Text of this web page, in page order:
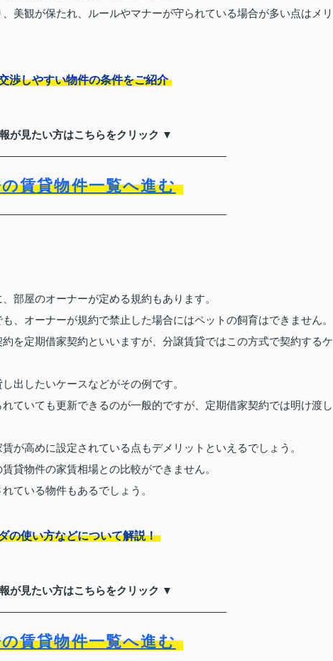
美観が保たれ、ルールやマナーが守られている場合が多い点はメリ
渉しやすい物件の条件をご紹介
が見たい方はこちらをクリック ▼
賃貸物件一覧へ進む
部屋のオーナーが定める規約もあります。
、オーナーが規約で禁止した場合にはペットの飼育はできません。
を定期借家契約といいますが、分譲賃貸ではこの方式で契約するケ
出したいケースなどがその例です。
ていても更新できるのが一般的ですが、定期借家契約では明け渡し
が高めに設定されている点もデメリットといえるでしょう。
貸物件の家賃相場との比較ができません。
ている物件もあるでしょう。
の使い方などについて解説！
が見たい方はこちらをクリック ▼
賃貸物件一覧へ進む